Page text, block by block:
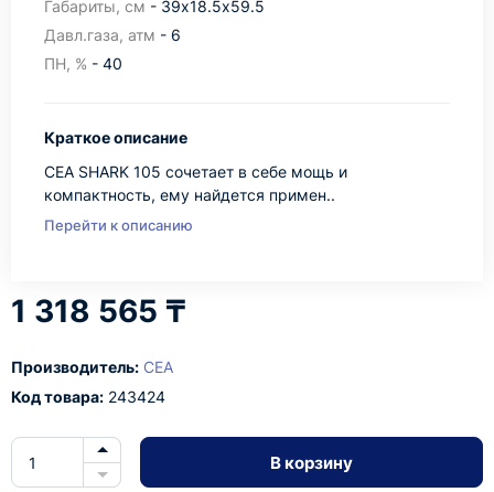
Габариты, см - 39х18.5х59.5
Давл.газа, атм - 6
ПН, % - 40
Краткое описание
CEA SHARK 105 сочетает в себе мощь и
компактность, ему найдется примен..
Перейти к описанию
1 318 565 ₸
Производитель: CEA
Код товара: 243424
В корзину